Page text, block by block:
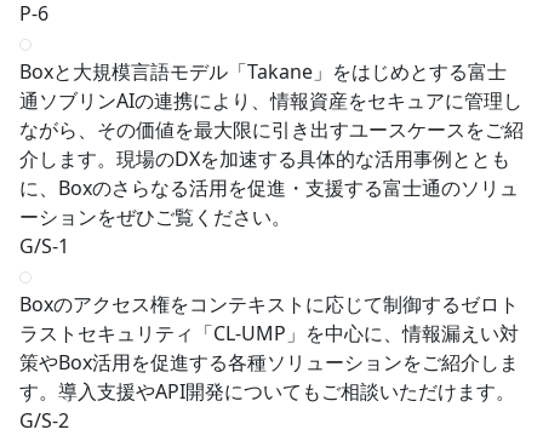
P-6
Boxと大規模言語モデル「Takane」をはじめとする富士
通ソブリンAIの連携により、情報資産をセキュアに管理し
ながら、その価値を最大限に引き出すユースケースをご紹
介します。現場のDXを加速する具体的な活用事例ととも
に、Boxのさらなる活用を促進・支援する富士通のソリュ
ーションをぜひご覧ください。
G/S-1
Boxのアクセス権をコンテキストに応じて制御するゼロト
ラストセキュリティ「CL-UMP」を中心に、情報漏えい対
策やBox活用を促進する各種ソリューションをご紹介しま
す。導入支援やAPI開発についてもご相談いただけます。
G/S-2